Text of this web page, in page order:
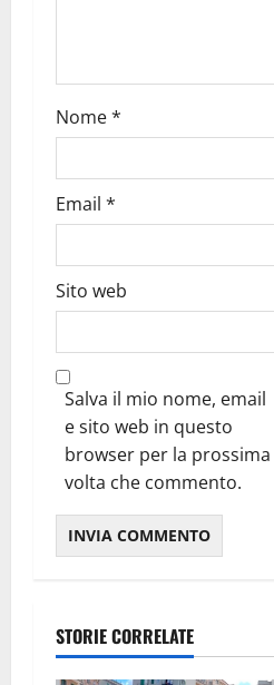
Nome*
Email *
Sito web
Salva il mio nome, email
e sito web in questo
browser per la prossima
volta che commento.
STORIE CORRELATE